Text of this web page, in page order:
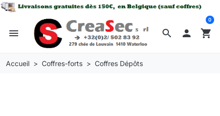
search
menu  shopping_cart
0
Accueil Coffres-forts Coffres Dépôts